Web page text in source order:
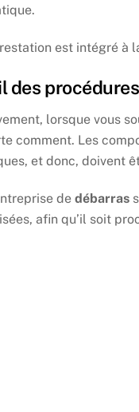
est intégré à
des
lorsque vous
comment. Les
et donc, doivent
de débarras
afin qu’il soit